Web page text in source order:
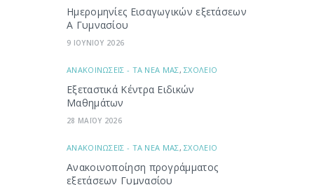
Ημερομηνίες Εισαγωγικών εξετάσεων
Α Γυμνασίου
9 ΙΟΥΝΙΟΥ 2026
ΑΝΑΚΟΙΝΩΣΕΙΣ - ΤΑ ΝΕΑ ΜΑΣ,ΣΧΟΛΕΙΟ
Εξεταστικά Κέντρα Ειδικών
Μαθημάτων
28 ΜΑΪΟΥ 2026
ΑΝΑΚΟΙΝΩΣΕΙΣ - ΤΑ ΝΕΑ ΜΑΣ,ΣΧΟΛΕΙΟ
Ανακοινοποίηση προγράμματος
εξετάσεων Γυμνασίου